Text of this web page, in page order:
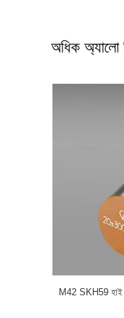
অধিক অ্যালো
স্যুইচগিয়ার বেধ 24